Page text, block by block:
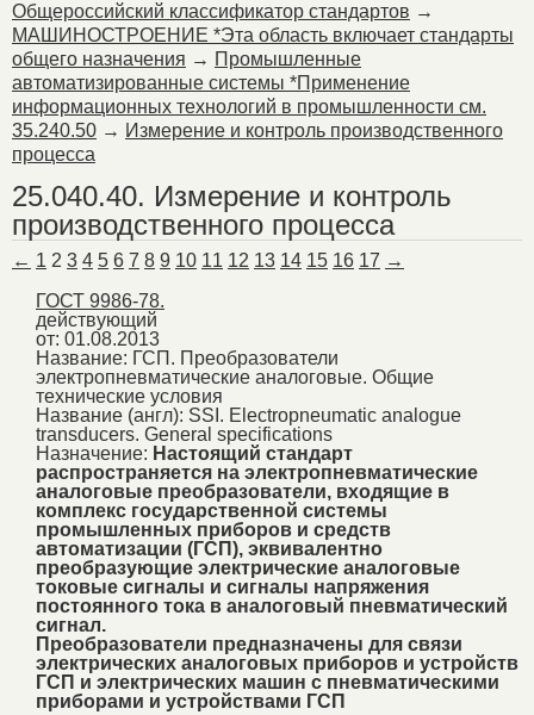
Общероссийский классификатор стандартов →
МАШИНОСТРОЕНИЕ *Эта область включает стандарты
общего назначения → Промышленные
автоматизированные системы *Применение
информационных технологий в промышленности см.
35.240.50 → Измерение и контроль производственного
процесса
25.040.40. Измерение и контроль
производственного процесса
← 1 2 3 4 5 6 7 8 9 10 11 12 13 14 15 16 17 →
ГОСТ 9986-78.
действующий
от: 01.08.2013
Название: ГСП. Преобразователи
электропневматические аналоговые. Общие
технические условия
Название (англ): SSI. Electropneumatic analogue
transducers. General specifications
Назначение: Настоящий стандарт
распространяется на электропневматические
аналоговые преобразователи, входящие в
комплекс государственной системы
промышленных приборов и средств
автоматизации (ГСП), эквивалентно
преобразующие электрические аналоговые
токовые сигналы и сигналы напряжения
постоянного тока в аналоговый пневматический
сигнал.
Преобразователи предназначены для связи
электрических аналоговых приборов и устройств
ГСП и электрических машин с пневматическими
приборами и устройствами ГСП